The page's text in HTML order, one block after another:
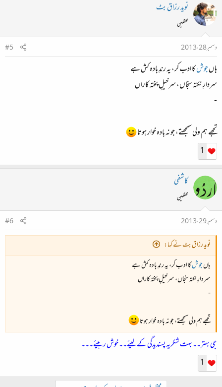
نوید رزاق بٹ
محفلین
دسمبر 28، 2013
#5
ہاںجوشکا ادب کر، یہ رندِ بادہ کش ہے
سردارِ نکتہ سنجاں، سرخیلِ پختہ کاراں
-
تجھے ہم ولی سمجھتے، جو نہ بادہ خوار ہوتا
1
کاشفی
محفلین
دسمبر 29، 2013
#6
نوید رزاق بٹ نے کہا:
ہاںجوشکا ادب کر، یہ رندِ بادہ کش ہے
سردارِ نکتہ سنجاں، سرخیلِ پختہ کاراں
-
تجھے ہم ولی سمجھتے، جو نہ بادہ خوار ہوتا
جی بہتر۔۔ بہت شکریہ پسندیدگی کے لیئے۔۔ خوش رہیئے۔۔۔
1